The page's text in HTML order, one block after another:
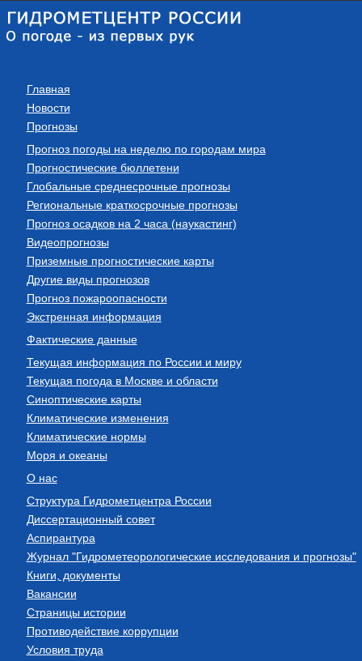
Главная
Новости
Прогнозы
Прогноз погоды на неделю по городам мира
Прогностические бюллетени
Глобальные среднесрочные прогнозы
Региональные краткосрочные прогнозы
Прогноз осадков на 2 часа (наукастинг)
Видеопрогнозы
Приземные прогностические карты
Другие виды прогнозов
Прогноз пожароопасности
Экстренная информация
Фактические данные
Текущая информация по России и миру
Текущая погода в Москве и области
Синоптические карты
Климатические изменения
Климатические нормы
Моря и океаны
О нас
Структура Гидрометцентра России
Диссертационный совет
Аспирантура
Журнал "Гидрометеорологические исследования и прогнозы"
Книги, документы
Вакансии
Страницы истории
Противодействие коррупции
Условия труда